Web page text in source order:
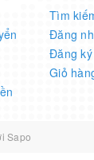
Tìm
Đăng
Đăng ký
Giỏ
Sapo